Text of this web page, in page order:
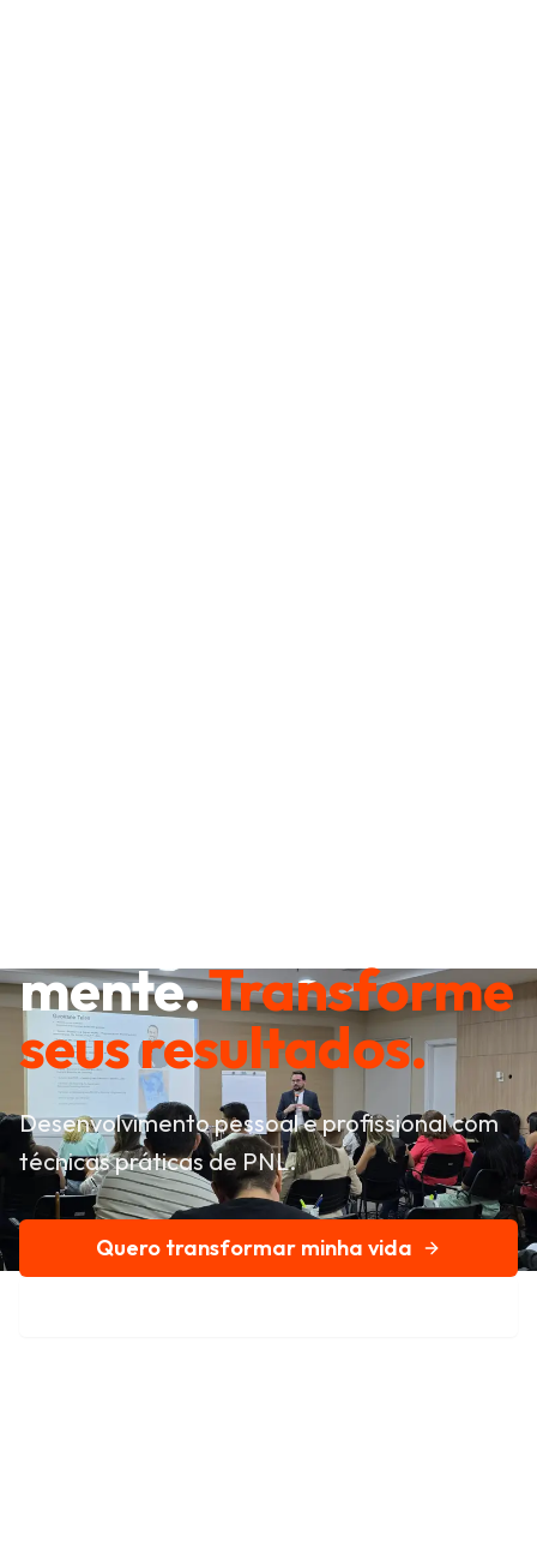
mente.Transforme
seus resultados.
Desenvolvimento pessoal e profissional com
técnicas práticas de PNL.
Quero transformar minha vida